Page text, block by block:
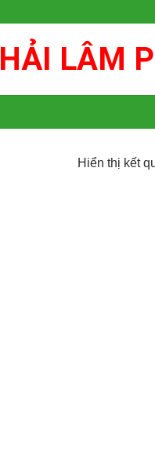
HẢI LÂM
Hiển thị kết